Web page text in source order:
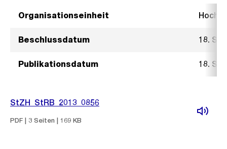
Organisationseinheit
Beschlussdatum 18.
Publikationsdatum 18.
StZH_StRB_2013_0856
PDF | 3 Seiten | 169 KB